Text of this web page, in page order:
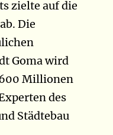
zielte auf die
Die
Goma wird
Millionen
des
Städtebau